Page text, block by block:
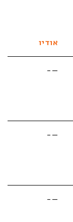
אודיו
—-
—-
—-